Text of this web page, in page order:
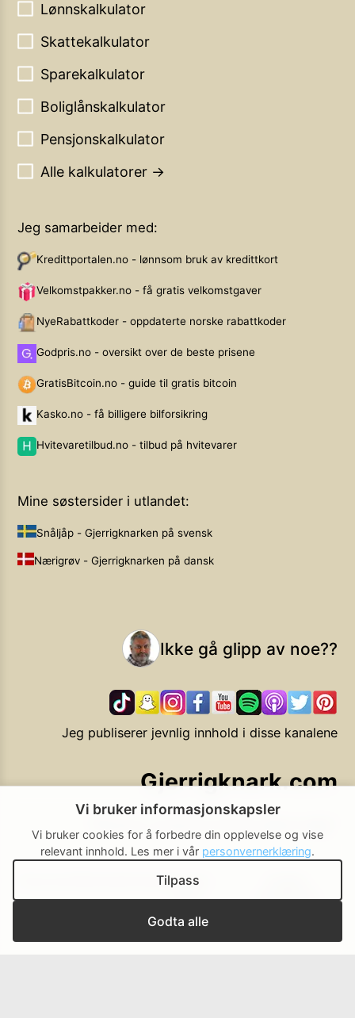
Lønnskalkulator
Skattekalkulator
Sparekalkulator
Boliglånskalkulator
Pensjonskalkulator
Alle kalkulatorer →
Jeg samarbeider med:
Kredittportalen.no - lønnsom bruk av kredittkort
Velkomstpakker.no - få gratis velkomstgaver
NyeRabattkoder - oppdaterte norske rabattkoder
Godpris.no - oversikt over de beste prisene
GratisBitcoin.no - guide til gratis bitcoin
Kasko.no - få billigere bilforsikring
Hvitevaretilbud.no - tilbud på hvitevarer
Mine søstersider i utlandet:
Snåljåp - Gjerrigknarken på svensk
Nærigrøv - Gjerrigknarken på dansk
Ikke gå glipp av noe??
Jeg publiserer jevnlig innhold i disse kanalene
Gjerrigknark.com
Ekstra smarte forbrukervalg
BrukerbetingelserCookie-
policy
innstillinger
Vi bruker informasjonskapsler
Vi bruker cookies for å forbedre din opplevelse og vise
relevant innhold. Les mer i vår personvernerklæring.
Godta alle
Tilpass